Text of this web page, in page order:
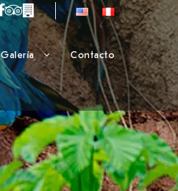
Galería Contacto